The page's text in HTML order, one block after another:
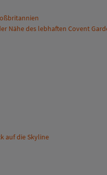
Nähe des lebhaften Covent
auf die Skyline